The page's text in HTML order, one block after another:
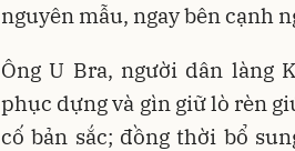
nguyên mẫu, ngay bên cạnh
Ông U Bra, người dân làng
phục dựng và gìn giữ lò rèn
cố bản sắc; đồng thời bổ